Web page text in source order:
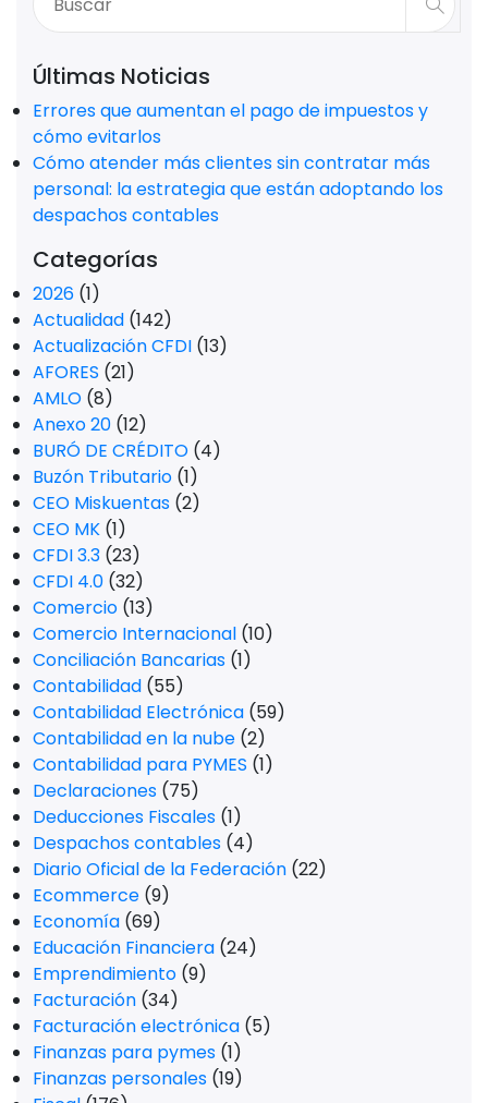
Últimas Noticias
Errores que aumentan el pago de impuestos y
cómo evitarlos
Cómo atender más clientes sin contratar más
personal: la estrategia que están adoptando los
despachos contables
Categorías
2026 (1)
Actualidad (142)
Actualización CFDI (13)
AFORES (21)
AMLO (8)
Anexo 20 (12)
BURÓ DE CRÉDITO (4)
Buzón Tributario (1)
CEO Miskuentas (2)
CEO MK (1)
CFDI 3.3 (23)
CFDI 4.0 (32)
Comercio (13)
Comercio Internacional (10)
Conciliación Bancarias (1)
Contabilidad (55)
Contabilidad Electrónica (59)
Contabilidad en la nube (2)
Contabilidad para PYMES (1)
Declaraciones (75)
Deducciones Fiscales (1)
Despachos contables (4)
Diario Oficial de la Federación (22)
Ecommerce (9)
Economía (69)
Educación Financiera (24)
Emprendimiento (9)
Facturación (34)
Facturación electrónica (5)
Finanzas para pymes (1)
Finanzas personales (19)